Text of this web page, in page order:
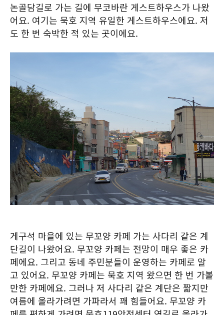
논골담길로 가는 길에 무코바란 게스트하우스가 나왔
어요. 여기는 묵호 지역 유일한 게스트하우스에요. 저
도 한 번 숙박한 적 있는 곳이에요.
게구석 마을에 있는 무꼬양 카페 가는 사다리 같은 계
단길이 나왔어요. 무꼬양 카페는 전망이 매우 좋은 카
페에요. 그리고 동네 주민분들이 운영하는 카페로 알
고 있어요. 무꼬양 카페는 묵호 지역 왔으면 한 번 가볼
만한 카페에요. 그러나 저 사다리 같은 계단은 짧지만
여름에 올라가려면 가파라서 꽤 힘들어요. 무꼬양 카